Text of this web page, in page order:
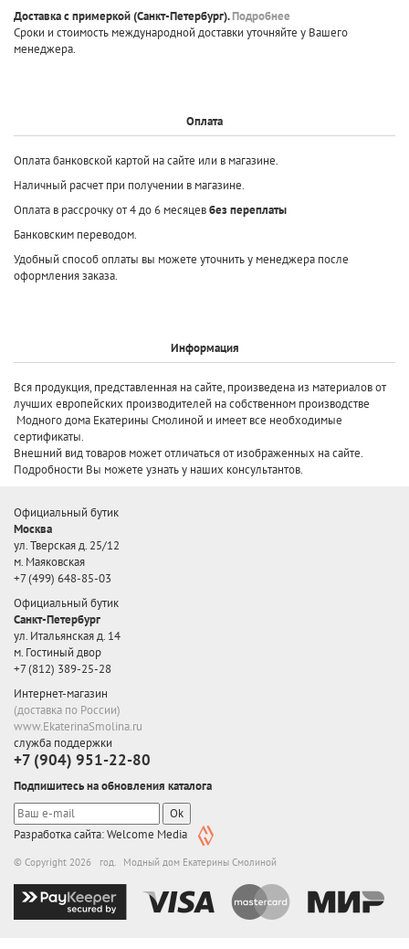
Доставка с примеркой(Санкт-Петербург).Подробнее
Сроки и стоимость международной доставки уточняйте у Вашего
менеджера.
Оплата
Оплата банковской картой на сайте или в магазине.
Наличный расчет при получении в магазине.
Оплата в рассрочку от 4 до 6 месяцевбез переплаты
Банковским переводом.
Удобный способ оплаты вы можете уточнить у менеджера после
оформления заказа.
Информация
Вся продукция, представленная на сайте, произведена из материалов от
лучших европейских производителей на собственном производстве
Модного дома Екатерины Смолиной и имеет все необходимые
сертификаты.
Внешний вид товаров может отличаться от изображенных на сайте.
Подробности Вы можете узнать у наших консультантов.
Официальный бутик
Москва
ул. Тверская д. 25/12
м. Маяковская
+7 (499) 648-85-03
Официальный бутик
Санкт-Петербург
ул. Итальянская д. 14
м. Гостиный двор
+7 (812) 389-25-28
Интернет-магазин
(доставка по России)
www.EkaterinaSmolina.ru
служба поддержки
+7 (904) 951-22-80
Подпишитесь на обновления каталога
Ok
Разработка сайта: Welcome Media
© Copyright 2026 год. Модный дом Екатерины Смолиной